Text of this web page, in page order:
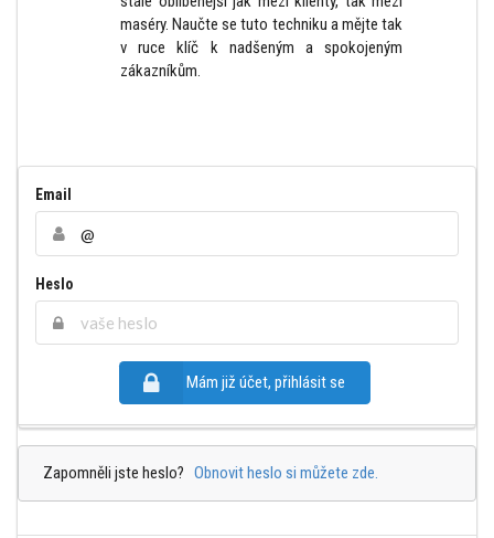
maséry. Naučte se tuto techniku a mějte tak
v ruce klíč k nadšeným a spokojeným
zákazníkům.
Email
Heslo
Mám již účet, přihlásit se
Zapomněli jste heslo? Obnovit heslo si můžete zde.